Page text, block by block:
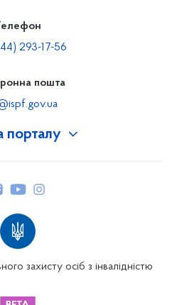
порталу
293-17-56
пошта
захисту осіб з інвалідністю